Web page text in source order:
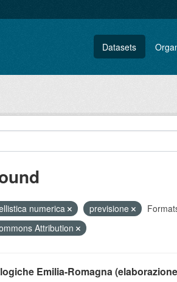
Datasets
numerica previsione
Attribution
Emilia-Romagna